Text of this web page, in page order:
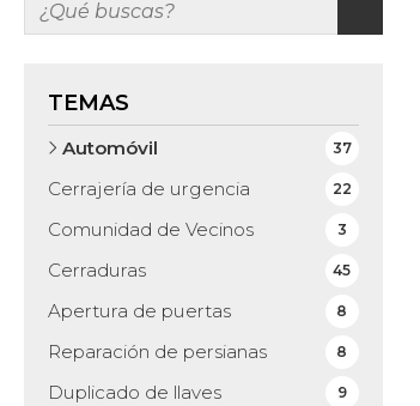
TEMAS
Automóvil 37
Cerrajería de urgencia 22
Comunidad de Vecinos 3
Cerraduras 45
Apertura de puertas 8
Reparación de persianas 8
Duplicado de llaves 9